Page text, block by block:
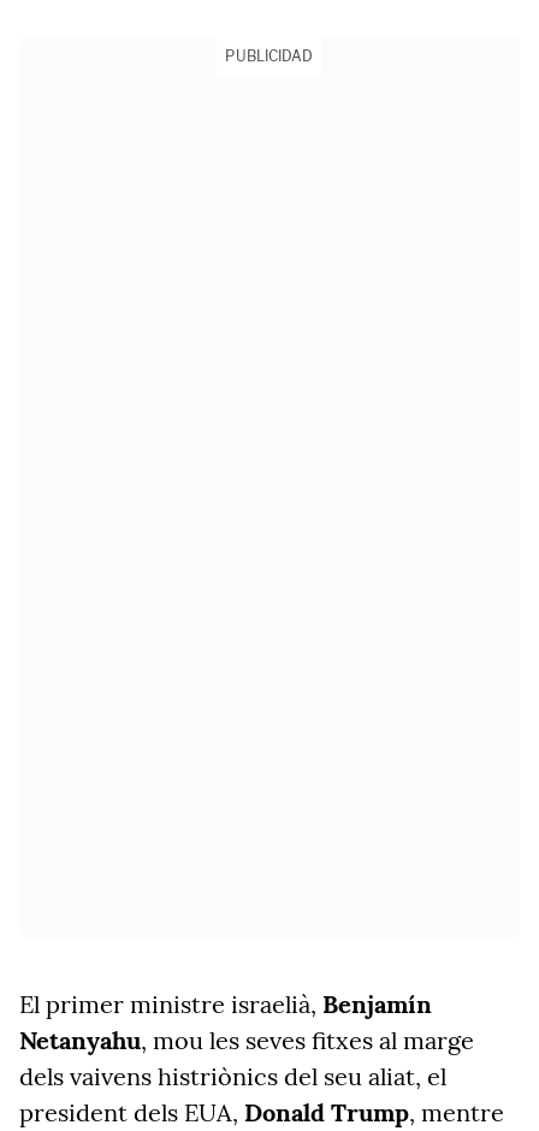
PUBLICIDAD
El primer ministre israelià, Benjamín
Netanyahu, mou les seves fitxes al marge
dels vaivens histriònics del seu aliat, el
president dels EUA, Donald Trump, mentre